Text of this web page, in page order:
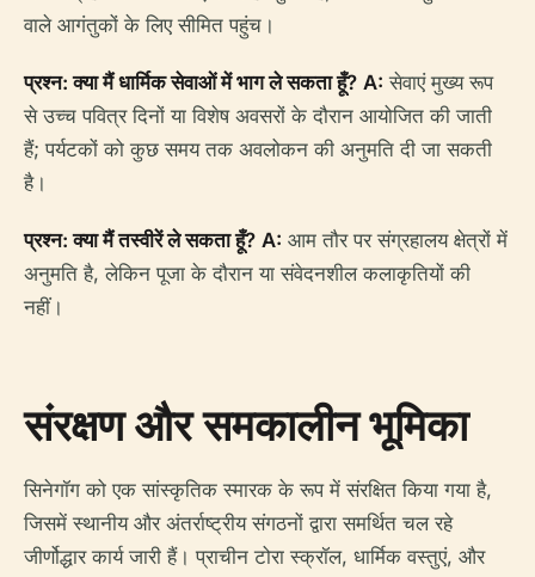
वाले आगंतुकों के लिए सीमित पहुंच।
प्रश्न: क्या मैं धार्मिक सेवाओं में भाग ले सकता हूँ? A: सेवाएं मुख्य रूप
से उच्च पवित्र दिनों या विशेष अवसरों के दौरान आयोजित की जाती
हैं; पर्यटकों को कुछ समय तक अवलोकन की अनुमति दी जा सकती
है।
प्रश्न: क्या मैं तस्वीरें ले सकता हूँ? A: आम तौर पर संग्रहालय क्षेत्रों में
अनुमति है, लेकिन पूजा के दौरान या संवेदनशील कलाकृतियों की
नहीं।
संरक्षण और समकालीन भूमिका
सिनेगॉग को एक सांस्कृतिक स्मारक के रूप में संरक्षित किया गया है,
जिसमें स्थानीय और अंतर्राष्ट्रीय संगठनों द्वारा समर्थित चल रहे
जीर्णोद्धार कार्य जारी हैं। प्राचीन टोरा स्क्रॉल, धार्मिक वस्तुएं, और